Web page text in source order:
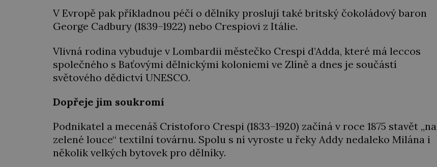
V Evropě pak příkladnou péčí o dělníky proslují také britský čokoládový baron
George Cadbury (1839–1922) nebo Crespiovi z Itálie.
Vlivná rodina vybuduje v Lombardii městečko Crespi d’Adda, které má leccos
společného s Baťovými dělnickými koloniemi ve Zlíně a dnes je součástí
světového dědictví UNESCO.
Dopřeje jim soukromí
Podnikatel a mecenáš Cristoforo Crespi (1833–1920) začíná v roce 1875 stavět „na
zelené louce“ textilní továrnu. Spolu s ní vyroste u řeky Addy nedaleko Milána i
několik velkých bytovek pro dělníky.